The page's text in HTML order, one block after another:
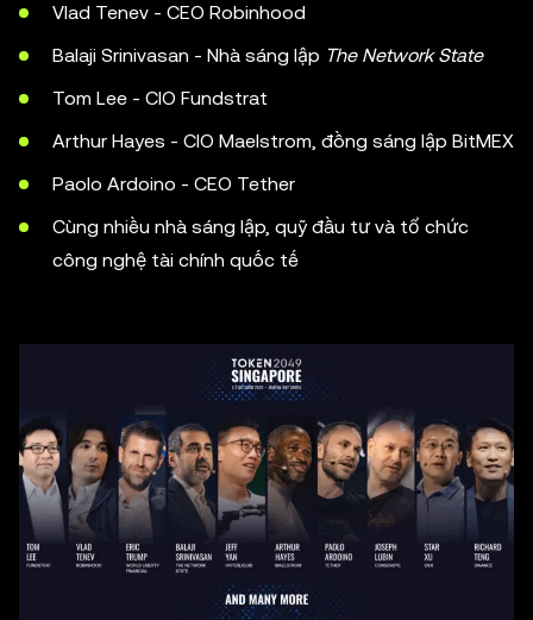
Vlad Tenev - CEO Robinhood
Balaji Srinivasan - Nhà sáng lập The Network State
Tom Lee - CIO Fundstrat
Arthur Hayes - CIO Maelstrom, đồng sáng lập BitMEX
Paolo Ardoino - CEO Tether
Cùng nhiều nhà sáng lập, quỹ đầu tư và tổ chức
công nghệ tài chính quốc tế